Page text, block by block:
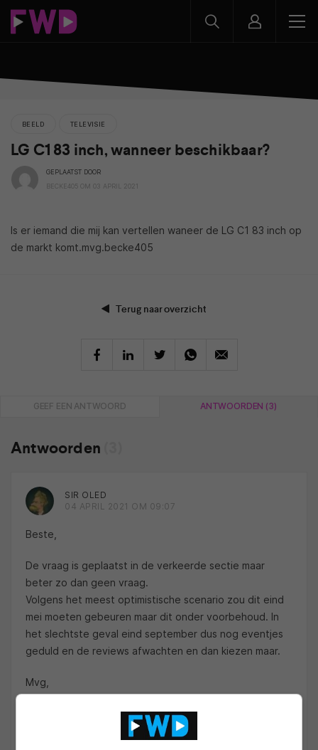
BEELD TELEVISIE
LG C1 83 inch, wanneer beschikbaar?
GEPLAATST DOOR
BECKE405 OM 03 APRIL 2021
Is er iemand die mij kan vertellen waneer de LG C1 83 inch op
de markt komt.mvg.becke405
Terug naar overzicht
GEEF EEN ANTWOORD ANTWOORDEN (3)
Antwoorden
SIR OLED
04 APRIL 2021 OM 09:07
Beste,
De vraag is geplaatst in de verkeerde sectie maar
beter zo dan geen vraag.
Volgens het meest optimistische scenario zou dit eind
mei moeten gebeuren maar dit onder voorbehoud. In
het slechtste geval eind september dus nog eventjes
geduld en de reviews afwachten en dan kiezen maar.
Mvg,